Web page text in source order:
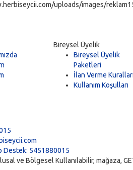
uploads/images/
Bireysel Üyelik
Bireysel Üyelik
Paketleri
İlan Verme
Kullanım Koşulları
Destek: 5451880015
ve Bölgesel Kullanılabilir, mağaza,